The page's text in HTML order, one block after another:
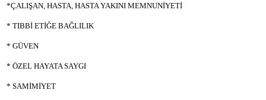
*ÇALIŞAN, HASTA, HASTA YAKINI MEMNUNİYETİ
* TIBBİ ETİĞE BAĞLILIK
* GÜVEN
* ÖZEL HAYATA SAYGI
* SAMİMİYET